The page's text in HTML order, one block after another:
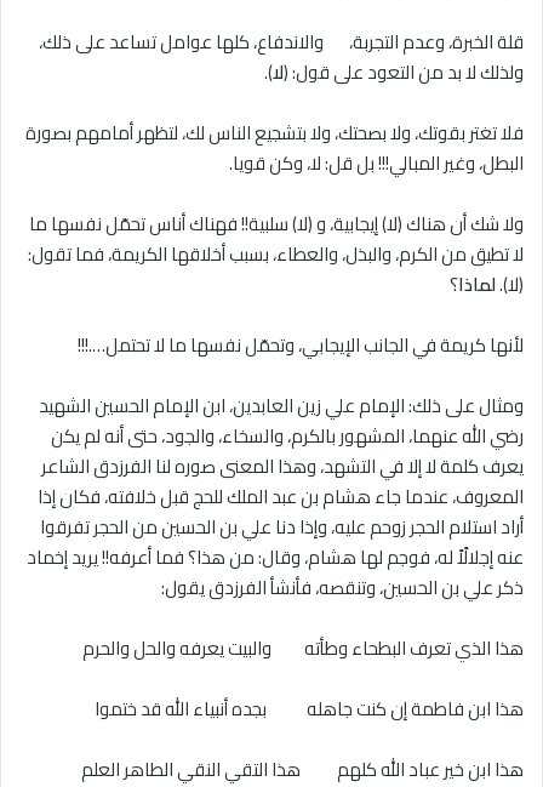
قلة الخبرة، وعدم التجربة، والاندفاع، كلها عوامل تساعد على ذلك،
ولذلك لا بد من التعود على قول: (ﻻ).
فلا تغتر بقوتك، ولا بصحتك، ولا بتشجيع الناس لك، لتظهر أمامهم بصورة
البطل، وغير المبالي!!! بل قل: ﻻ، وكن قويا.
ولا شك أن هناك (ﻻ) إيجابية، و (ﻻ) سلبية!! فهناك أناس تحمّل نفسها ما
ﻻ تطيق من الكرم، والبذل، والعطاء، بسبب أخلاقها الكريمة، فما تقول:
(ﻻ).لماذا؟
لأنها كريمة في الجانب الإيجابي، وتحمّل نفسها ما ﻻ تحتمل….!!!
ومثال على ذلك: الإمام علي زين العابدين، ابن الإمام الحسين الشهيد
رضي الله عنهما، المشهور بالكرم، والسخاء، والجود، حتى أنه لم يكن
يعرف كلمة لا إلا في التشهد، وهذا المعنى صوره لنا الفرزدق الشاعر
المعروف، عندما جاء هشام بن عبد الملك للحج قبل خلافته، فكان إذا
أراد استلام الحجر زوحم عليه، وإذا دنا علي بن الحسين من الحجر تفرقوا
عنه إجلالًاً له، فوجم لها هشام، وقال: من هذا؟ فما أعرفه!! يريد إخماد
ذكر علي بن الحسين، وتنقصه، فأنشأ الفرزدق يقول:
هذا الذي تعرف البطحاء وطأته والبيت يعرفه والحل والحرم
هذا ابن فاطمة إن كنت جاهله بجده أنبياء الله قد ختموا
هذا ابن خير عباد الله كلهم هذا التقي النقي الطاهر العلم